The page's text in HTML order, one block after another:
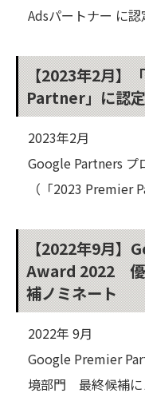
Adsパートナー に認
【2023年2月】
Partner」に認定
2023年2月
Google Partners プ
（「2023 Premier
【2022年9月
Award 2022 優
補ノミネート
2022年 9月
Google Premier
境部門 最終候補に